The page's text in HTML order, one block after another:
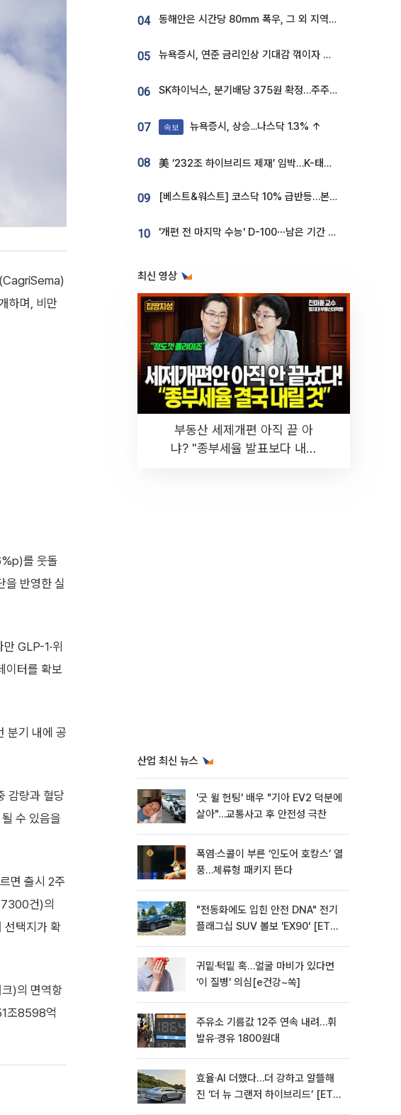
하며, 비만
를 웃돌
을 반영한 실
GLP-1·위
이터를 확보
분기 내에 공
감량과 혈당
수 있음을
면 출시 2주
건)의
선택지가 확
)의 면역항
조8598억
04 동해안은 시간당 80㎜ 폭우, 그 외 지역은 폭염…‘극과 극 날씨’
05 뉴욕증시, 연준 금리인상 기대감 꺾이자 상승...S&P500 사상 최고치 [종합]
06 SK하이닉스, 분기배당 375원 확정…주주환원책 9월로 앞당겨 발표
07 속보 뉴욕증시, 상승...나스닥 1.3% ↑
08 美 ‘232조 하이브리드 제재’ 임박…K-태양광, 불확실성 털고 날개 다나
09 [베스트&워스트] 코스닥 10% 급반등…본느, 최대주주 변경 기대에 270% 폭등
10 '개편 전 마지막 수능' D-100⋯남은 기간 성적 올릴 전략은
최신 영상
부동산 세제개편 아직 끝 아
냐? "종부세율 발표보다 내릴
산업 최신 뉴스
'굿 윌 헌팅' 배우 "기아 EV2 덕분에
살아"…교통사고 후 안전성 극찬
폭염·스콜이 부른 ‘인도어 호캉스’ 열
풍…체류형 패키지 뜬다
"전동화에도 입힌 안전 DNA" 전기
플래그십 SUV 볼보 'EX90' [ET의
귀밑·턱밑 혹…얼굴 마비가 있다면
‘이 질병’ 의심[e건강~쏙]
주유소 기름값 12주 연속 내려…휘
발유·경유 1800원대
효율·AI 더했다…더 강하고 알뜰해
진 ‘더 뉴 그랜저 하이브리드’ [ET의